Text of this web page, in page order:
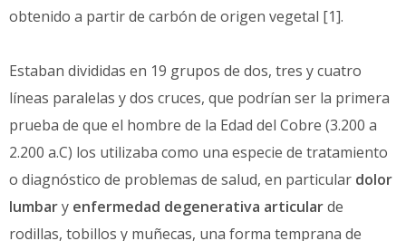
obtenido a partir de carbón de origen vegetal [1].
Estaban divididas en 19 grupos de dos, tres y cuatro
líneas paralelas y dos cruces, que podrían ser la primera
prueba de que el hombre de la Edad del Cobre (3.200 a
2.200 a.C) los utilizaba como una especie de tratamiento
o diagnóstico de problemas de salud, en particular dolor
lumbary enfermedad degenerativa articularde
rodillas, tobillos y muñecas, una forma temprana de